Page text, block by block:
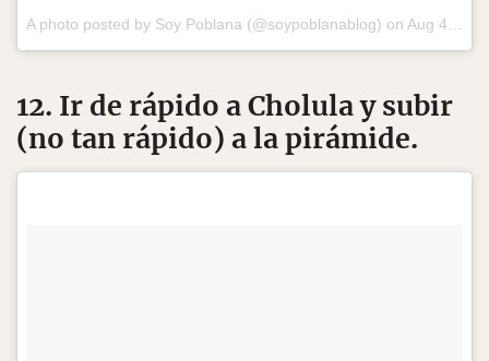
A photo posted by Soy Poblana (@soypoblanablog) on Aug 4, 2016 at 1:44pm PDT
12. Ir de rápido a Cholula y subir
(no tan rápido) a la pirámide.